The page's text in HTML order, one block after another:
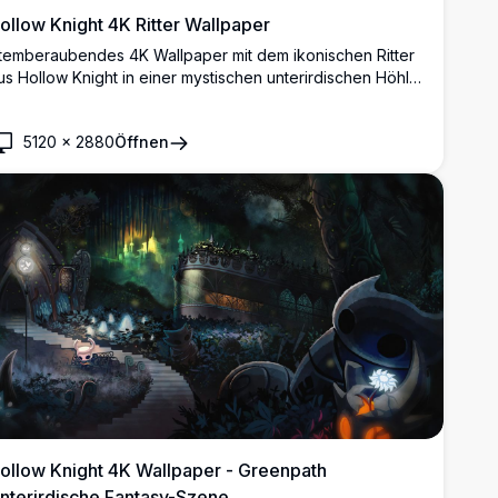
Knight 4K Ritter Wallpaper
4K Wallpaper mit dem ikonischen Ritter
Hollow Knight in einer mystischen unterirdischen Höhle
mit Nagelwaffe in atmosphärischer
5120 × 2880Öffnen
Knight 4K Wallpaper - Greenpath